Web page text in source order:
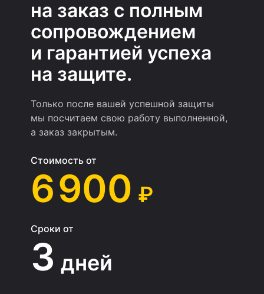
на заказ с полным
сопровождением
и гарантией успеха
на защите.
Только после вашей успешной защиты
мы посчитаем свою работу выполненной,
а заказ закрытым.
Стоимость от
6 900 ₽
Сроки от
3 дней